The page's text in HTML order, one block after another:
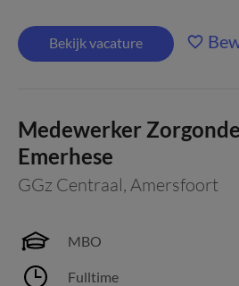
Bekijk vacature
Medewerker
Emerhese
GGz Centraal, Amersfoort
MBO
Fulltime